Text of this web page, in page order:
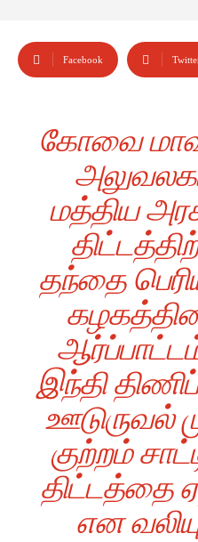
Facebook
கோவை
மத்திய
தந்தை
இந்தி
ஊடுருவல்
குற்றம்
திட்டத்தை
என